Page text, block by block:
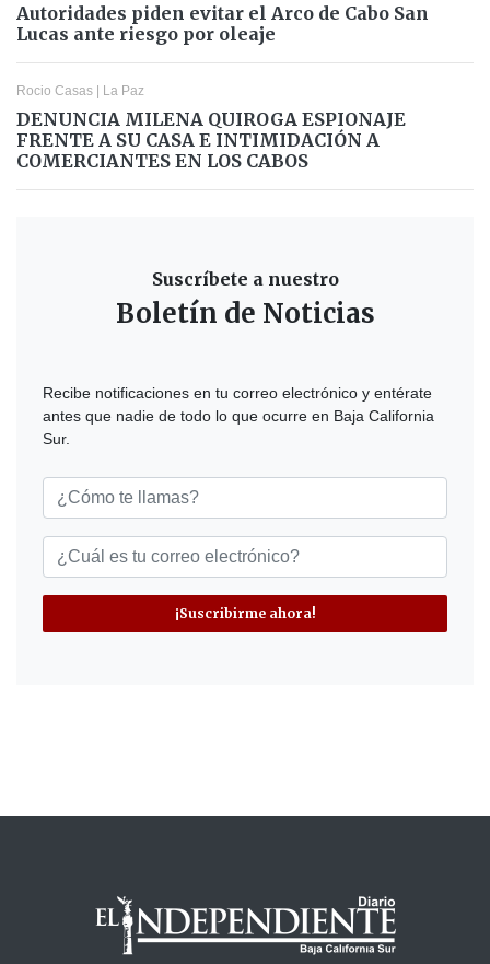
Autoridades piden evitar el Arco de Cabo San
Lucas ante riesgo por oleaje
Rocio Casas | La Paz
DENUNCIA MILENA QUIROGA ESPIONAJE
FRENTE A SU CASA E INTIMIDACIÓN A
COMERCIANTES EN LOS CABOS
Suscríbete a nuestro
Boletín de Noticias
Recibe notificaciones en tu correo electrónico y entérate
antes que nadie de todo lo que ocurre en Baja California
Sur.
¡Suscribirme ahora!